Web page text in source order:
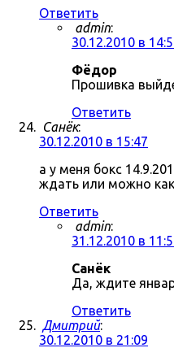
Ответить
admin:
30.12.2010 в
Фёдор
Прошивка
Ответить
Санёк:
30.12.2010 в 15:47
а у меня бокс
ждать или можно
Ответить
admin:
31.12.2010 в
Санёк
Да, ждите
Ответить
Дмитрий:
30.12.2010 в 21:09